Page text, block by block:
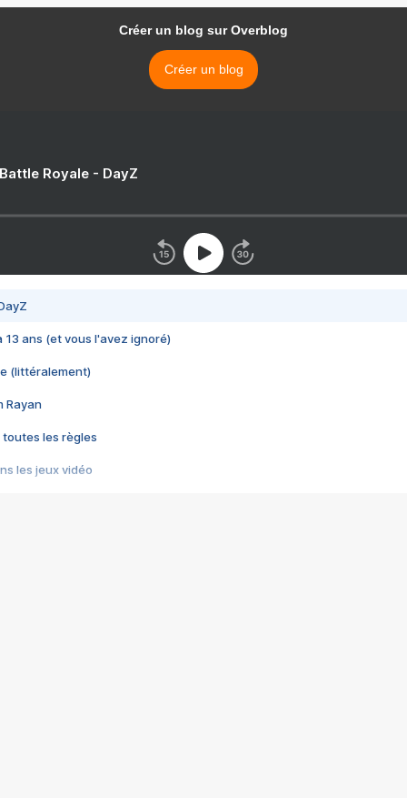
Créer un blog sur Overblog
Créer un blog
Royale - DayZ
13 ans (et vous l'avez ignoré)
(littéralement)
Rayan
toutes les règles
les jeux vidéo